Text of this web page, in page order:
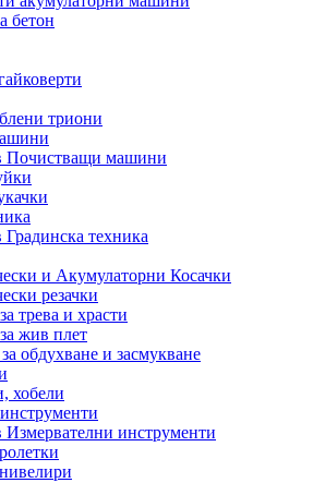
бетон
триони
Почистващи машини
техника
и Акумулаторни Косачки
резачки
трева и храсти
жив плет
обдухване и засмукване
хобели
инструменти